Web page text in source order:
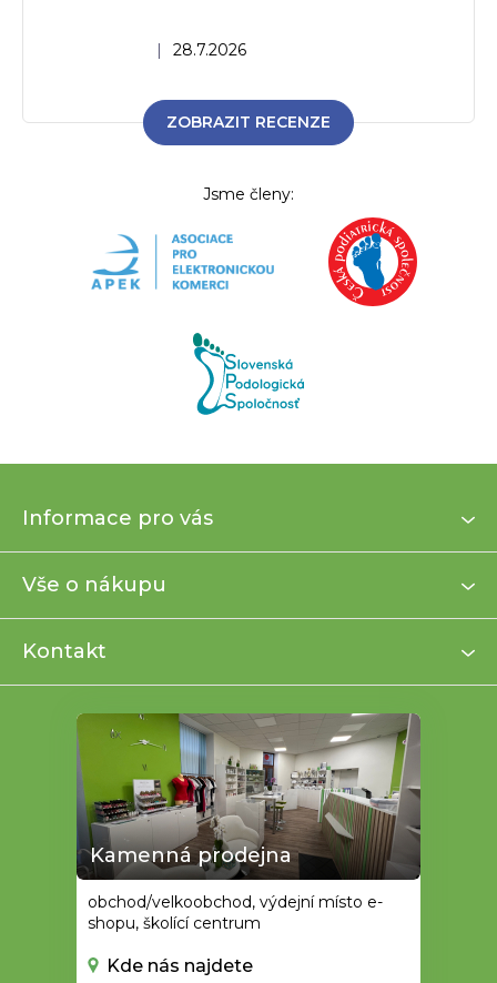
Hodnocení obchodu je 5 z 5 hvězdiček.
28.7.2026
ZOBRAZIT RECENZE
Jsme členy:
p
t
Informace pro vás
Vše o nákupu
Kontakt
Kamenná prodejna
obchod/velkoobchod, výdejní místo e-
shopu, školící centrum
Kde nás najdete